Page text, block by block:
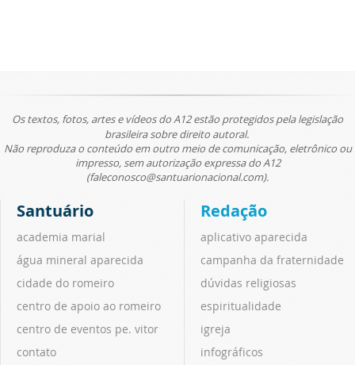
Os textos, fotos, artes e vídeos do A12 estão protegidos pela legislação
brasileira sobre direito autoral.
Não reproduza o conteúdo em outro meio de comunicação, eletrônico ou
impresso, sem autorização expressa do A12
(faleconosco@santuarionacional.com).
Santuário
academia marial
água mineral aparecida
cidade do romeiro
centro de apoio ao romeiro
centro de eventos pe. vitor
contato
Redação
aplicativo aparecida
campanha da fraternidade
dúvidas religiosas
espiritualidade
igreja
infográficos